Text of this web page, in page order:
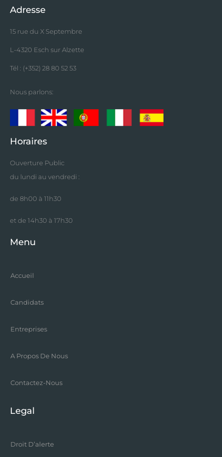
Adresse
15 rue du X Septembre
L-4320 Esch sur Alzette
Tél : (+352) 28 80 52 53
Nous parlons:
Horaires
Ouverture Public
du lundi au vendredi :
de 8h00 à 11h30
et de 14h30 à 17h30
Menu
Accueil
Candidats
Entreprises
A Propos De Nous
Contactez-Nous
Legal
Droit D’alerte